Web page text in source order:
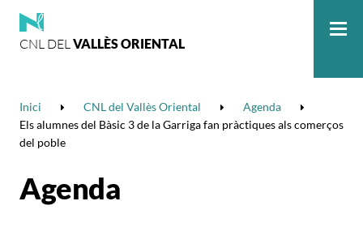
CNL DELVALLÈS ORIENTAL
Inici CNL del Vallès Oriental
Agenda
Els alumnes del Bàsic 3 de la Garriga fan pràctiques als comerços
del poble
Agenda